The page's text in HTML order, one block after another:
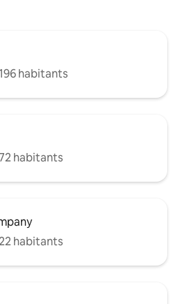
habitants
habitants
habitants